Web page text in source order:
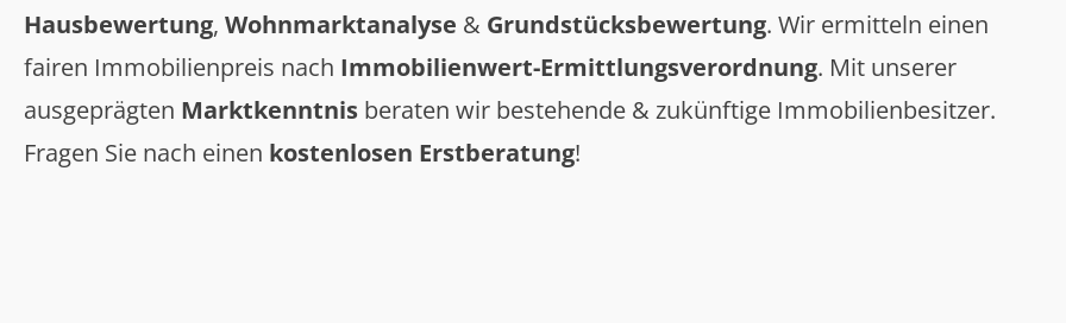
Hausbewertung, Wohnmarktanalyse & Grundstücksbewertung. Wir ermitteln einen
fairen Immobilienpreis nach Immobilienwert-Ermittlungsverordnung. Mit unserer
ausgeprägten Marktkenntnis beraten wir bestehende & zukünftige Immobilienbesitzer.
Fragen Sie nach einen kostenlosen Erstberatung!